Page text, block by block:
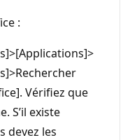
:
Vérifiez que
S’il existe
devez les